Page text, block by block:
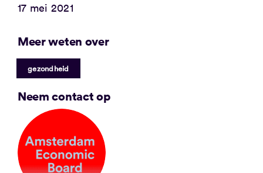
17 mei 2021
Meer weten over
gezondheid
Neem contact op